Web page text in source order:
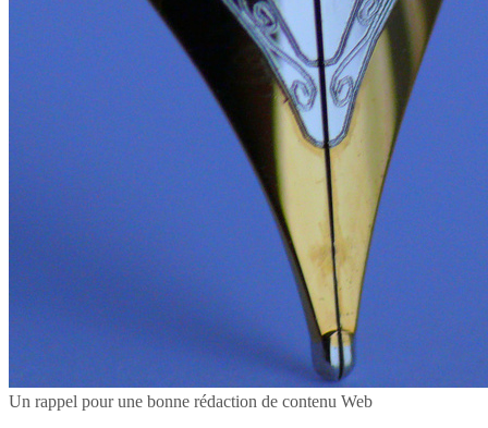
Un rappel pour une bonne rédaction de contenu Web